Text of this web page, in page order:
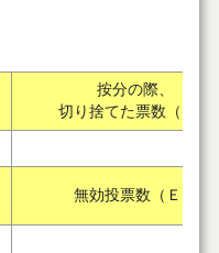
按分の際、
切り捨てた票数（Ｂ）
無効投票数（Ｅ）